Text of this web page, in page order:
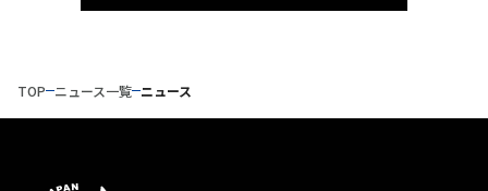
TOP ニュース一覧 ニュース